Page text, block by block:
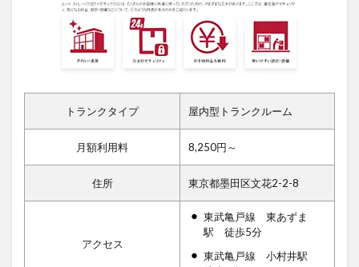
トランクタイプ 屋内型トランクルーム
月額利用料 8,250円～
住所 東京都墨田区文花2-2-8
アクセス
東武亀戸線 東あずま
駅 徒歩5分
東武亀戸線 小村井駅